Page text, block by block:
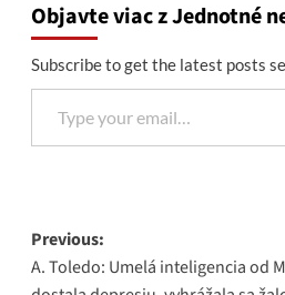
Objavte viac z Jednotné
Subscribe to get the latest posts
Type your email…
Post
navigation
Previous:
A. Toledo: Umelá inteligencia od